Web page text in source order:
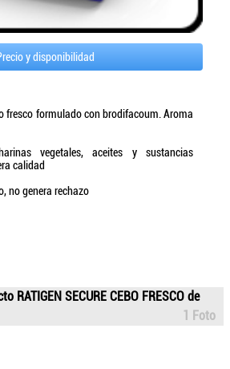
y disponibilidad
fresco formulado con brodifacoum. Aroma
vegetales, aceites y sustancias
calidad
no genera rechazo
RATIGEN SECURE CEBO FRESCO de
1 Foto